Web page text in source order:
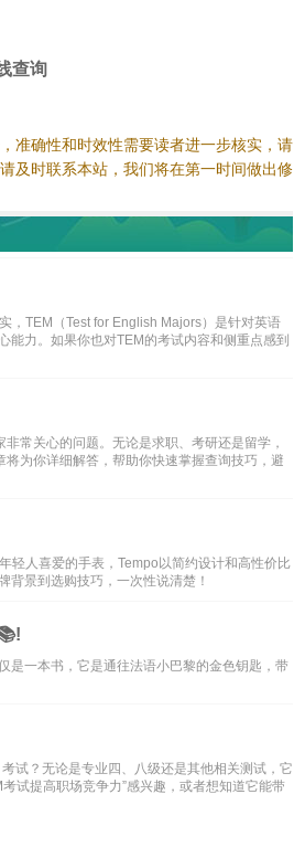
查询
准确性和时效性需要读者进一步核实，请
及时联系本站，我们将在第一时间做出修
，TEM（Test for English Majors）是针对英语
力。如果你也对TEM的考试内容和侧重点感到
常关心的问题。无论是求职、考研还是留学，
为你详细解答，帮助你快速掌握查询技巧，避
轻人喜爱的手表，Tempo以简约设计和高性价比
背景到选购技巧，一次性说清楚！
是一本书，它是通往法语小巴黎的金色钥匙，带
试？无论是专业四、八级还是其他相关测试，它
试提高职场竞争力”感兴趣，或者想知道它能带